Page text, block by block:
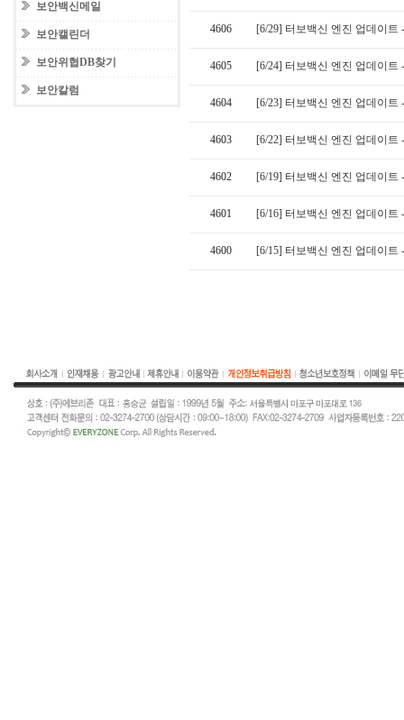
보안백신메일
보안캘린더
보안위협DB찾기
보안칼럼
4606 [6/29] 터보백신 엔진 업데이트
4605 [6/24] 터보백신 엔진 업데이트
4604 [6/23] 터보백신 엔진 업데이트
4603 [6/22] 터보백신 엔진 업데이트
4602 [6/19] 터보백신 엔진 업데이트
4601 [6/16] 터보백신 엔진 업데이트
4600 [6/15] 터보백신 엔진 업데이트